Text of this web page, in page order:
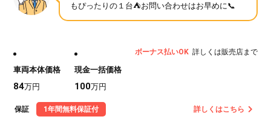
もぴったりの１台⛺お問い合わせはお早めに📞
車両本体価格
84万円
現金一括価格
100万円
ボーナス払いOK 詳しくは販売店まで
保証 1年間無料保証付 詳しくはこちら